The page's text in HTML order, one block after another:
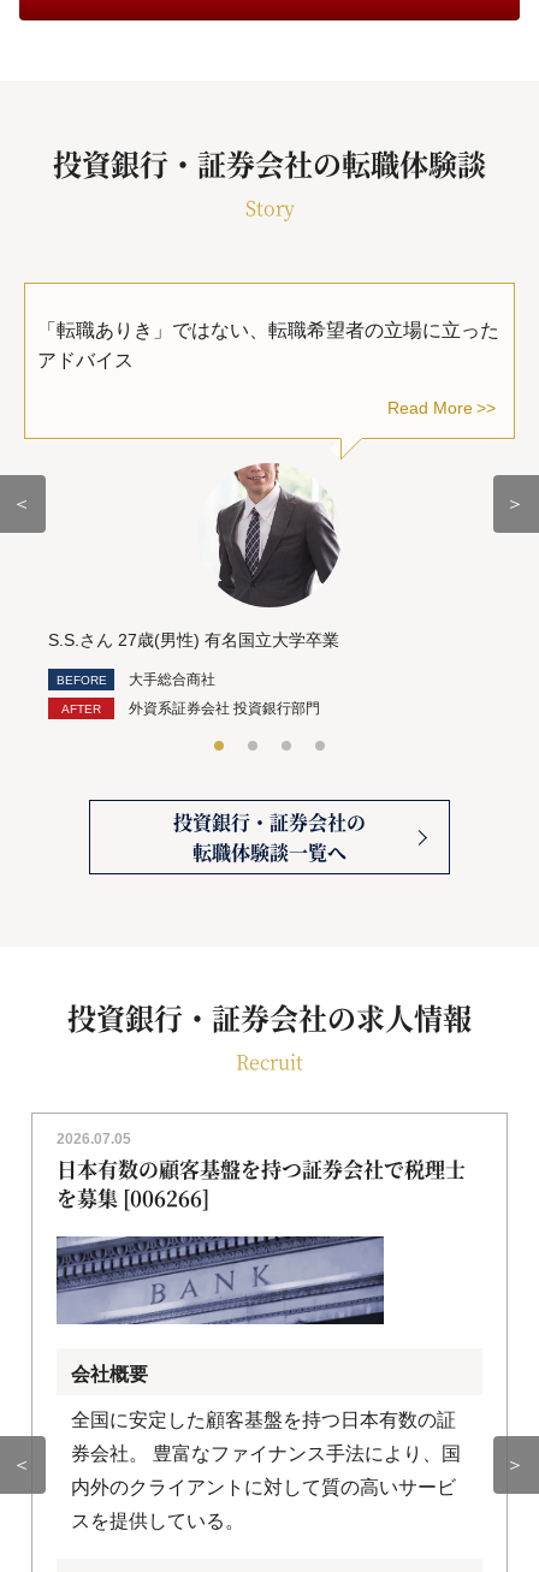
投資銀行・証券会社の転職体験談
Story
＜
「転職ありき」ではない、転職希望者の立場に立った
アドバイス
Read More
S.S.さん 27歳(男性) 有名国立大学卒業
大手総合商社
外資系証券会社 投資銀行部門
＞
投資銀行・証券会社の
転職体験談一覧へ
投資銀行・証券会社の求人情報
Recruit
＜
2026.07.05
日本有数の顧客基盤を持つ証券会社で税理士
を募集 [006266]
会社概要
全国に安定した顧客基盤を持つ日本有数の証
券会社。 豊富なファイナンス手法により、国
内外のクライアントに対して質の高いサービ
スを提供している。
＞